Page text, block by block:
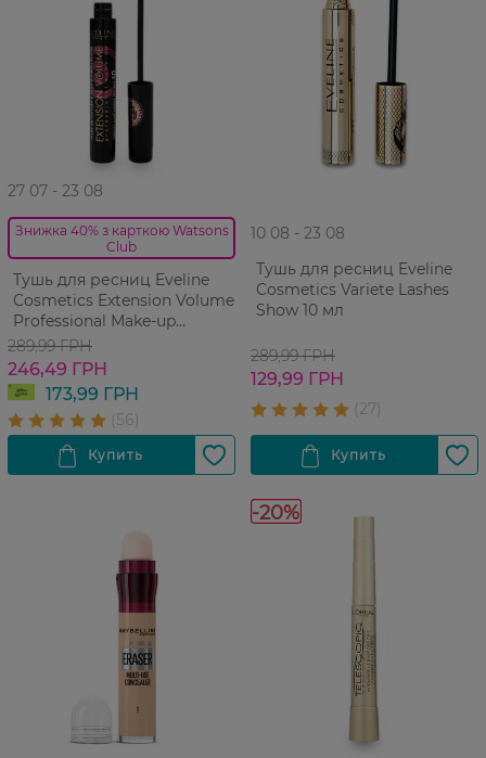
27 07 - 23 08
Знижка 40% з карткою Watsons
Club
Тушь для ресниц Eveline
Cosmetics Extension Volume
Professional Make-up
Экстремальный Объем и
Удлинение x10 10 мл
289,99 ГРН
246,49 ГРН
173,99 ГРН
10 08 - 23 08
Тушь для ресниц Eveline
Cosmetics Variete Lashes
Show 10 мл
289,99 ГРН
129,99 ГРН
-20%